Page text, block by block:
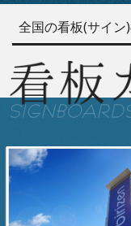
全国の看板(サイン